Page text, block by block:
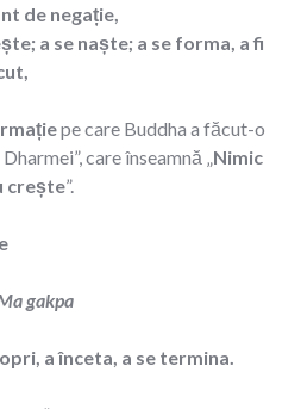
de negație,
a se naște; a se forma, a fi
pe care Buddha a făcut-o
care înseamnă „Nimic
crește”.
gakpa
a înceta, a se termina.